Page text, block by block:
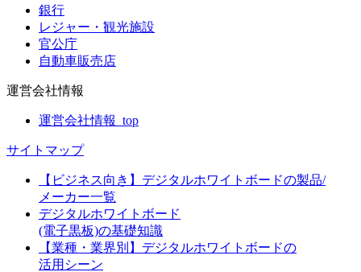
銀行
レジャー・観光施設
官公庁
自動車販売店
運営会社情報
運営会社情報_top
サイトマップ
【ビジネス向き】デジタルホワイトボードの製品/
メーカー一覧
デジタルホワイトボード
(電子黒板)の基礎知識
【業種・業界別】デジタルホワイトボードの
活用シーン